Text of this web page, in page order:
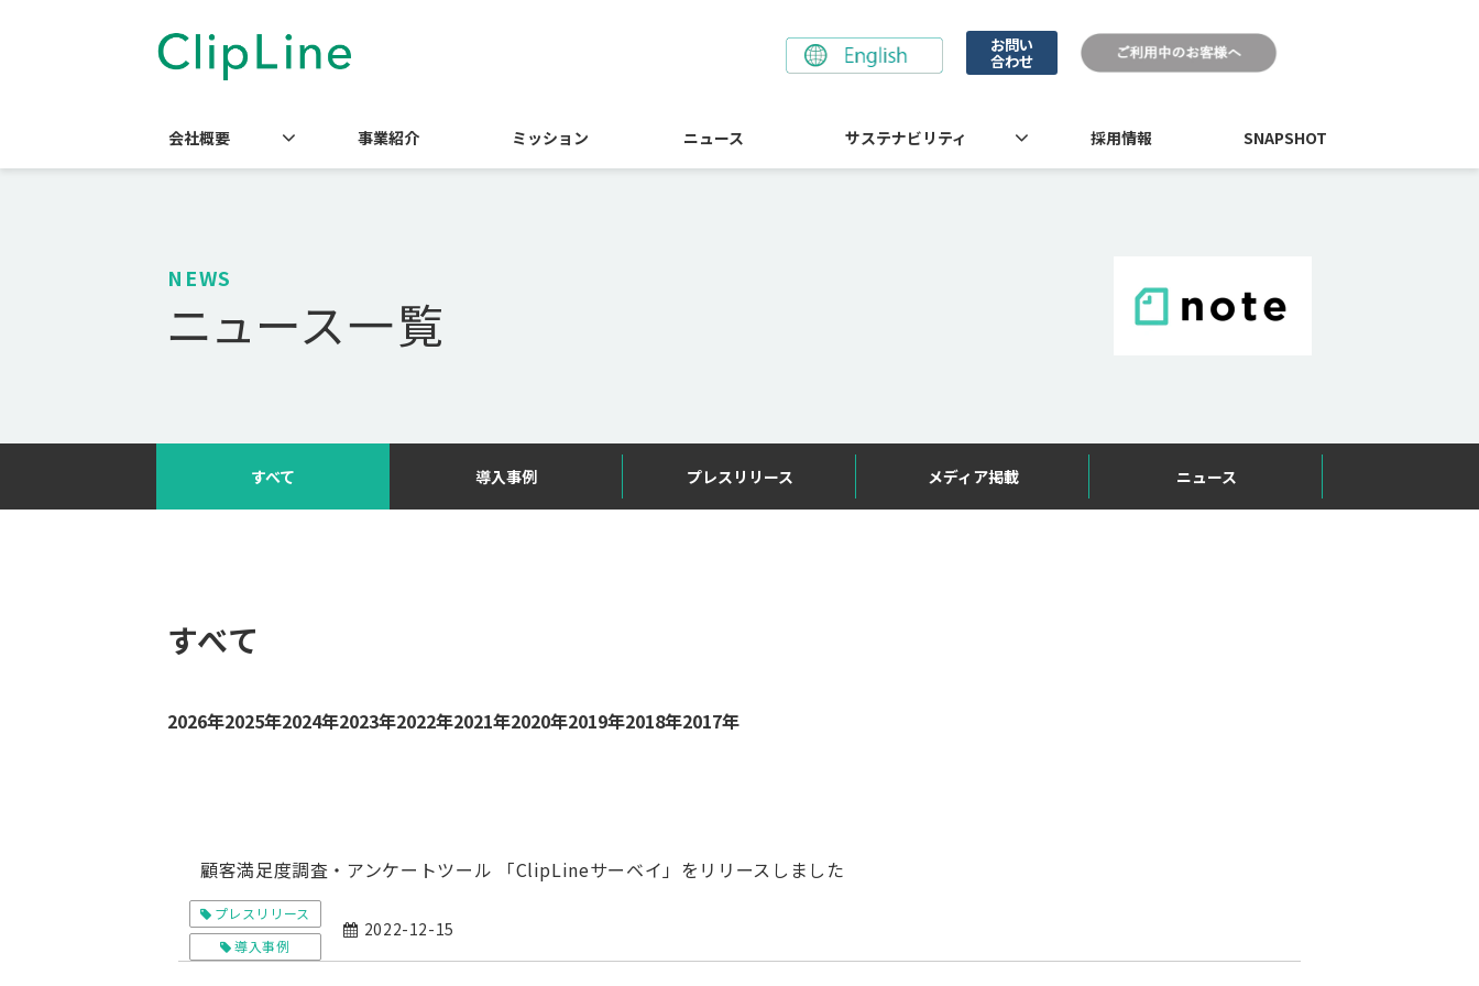
お問い
合わせ
会社概要 事業紹介 ミッション ニュース サステナビリティ 採用情報 SNAPSHOT
NEWS
ニュース一覧
すべて 導入事例 プレスリリース メディア掲載 ニュース
すべて
2026年2025年2024年2023年2022年2021年2020年2019年2018年2017年
顧客満足度調査・アンケートツール 「ClipLineサーベイ」をリリースしました
プレスリリース
導入事例
2022-12-15